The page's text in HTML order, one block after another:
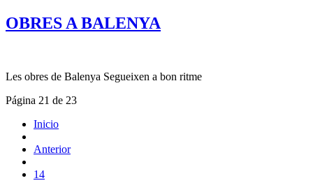
OBRES A BALENYA
Les obres de Balenya Segueixen a bon ritme
Página 21 de 23
Inicio
Anterior
14